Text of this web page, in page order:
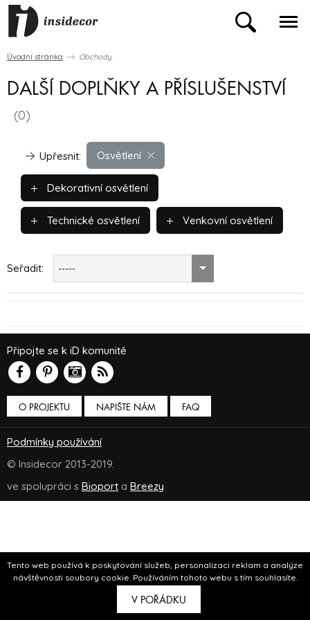
Tento web používá k poskytování služeb, personalizaci reklam a analýze
návštěvnosti soubory cookie. Používáním tohoto webu s tím souhlasíte.
V POŘÁDKU
Úvodní stránka Obchody
DALŠÍ DOPLŇKY A PŘÍSLUŠENSTVÍ
(0)
Osvětlení
Upřesnit:
Dekorativní osvětlení
Technické osvětlení Venkovní osvětlení
Seřadit: -----
O PROJEKTU NAPIŠTE NÁM
Připojte se k iD komunitě
FAQ
Podmínky používání
© Insidecor 2013-2019.
ve spolupráci s Bioport a Breezy